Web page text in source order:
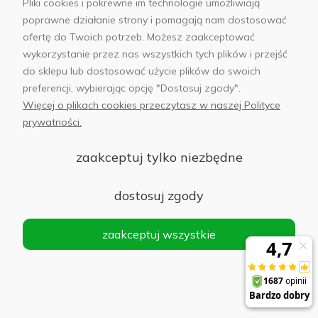
Słuchawki Samsung Galaxy Buds3 Srebrne -
Silver
338,00 zł
Powiadom
Słuchawki Samsung Galaxy Buds3 FE Szare -
Powiadom
o
Pliki cookies i pokrewne im technologie umożliwiają
poprawne działanie strony i pomagają nam dostosować
ofertę do Twoich potrzeb. Możesz zaakceptować
wykorzystanie przez nas wszystkich tych plików i przejść
do sklepu lub dostosować użycie plików do swoich
preferencji, wybierając opcję "Dostosuj zgody".
Więcej o plikach cookies przeczytasz w naszej Polityce
prywatności.
zaakceptuj tylko niezbędne
dostosuj zgody
zaakceptuj wszystkie